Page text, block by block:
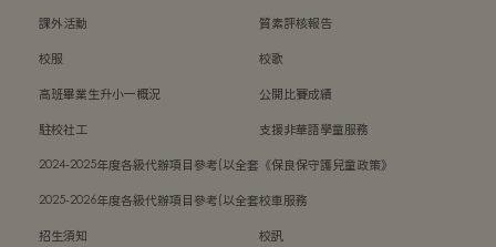
課外活動
質素評核報告
校服
校歌
高班畢業生升小一概況
公開比賽成績
駐校社工
支援非華語學童服務
2024-2025年度各級代辦項目參考(以全套 《保良保守護兒童政策》
2025-2026年度各級代辦項目參考(以全套校車服務
招生須知
校訊